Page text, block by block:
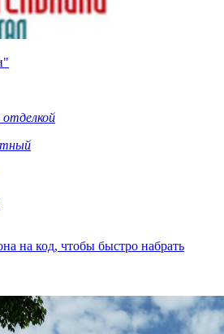
на код, чтобы быстро набрать